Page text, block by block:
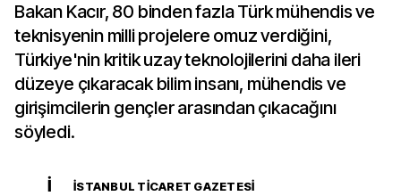
Bakan Kacır, 80 binden fazla Türk mühendis ve
teknisyenin milli projelere omuz verdiğini,
Türkiye'nin kritik uzay teknolojilerini daha ileri
düzeye çıkaracak bilim insanı, mühendis ve
girişimcilerin gençler arasından çıkacağını
söyledi.
İ İSTANBUL TICARET GAZETESI